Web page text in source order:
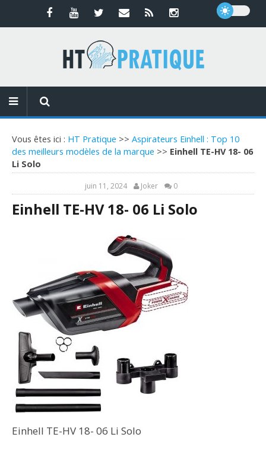
Vous êtes ici : HT Pratique >> Aspirateurs Einhell : Top 10
des meilleurs modèles de la marque >> Einhell TE-HV 18- 06
Li Solo
juin 11, 2024 Joker 0
Einhell TE-HV 18- 06 Li Solo
Einhell TE-HV 18- 06 Li Solo